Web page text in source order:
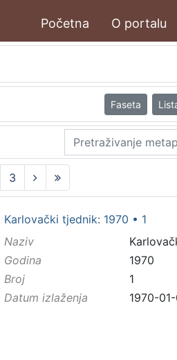
Početna O portalu
Faseta
3
Karlovački tjednik: 1970 • 1
Naziv
Godina
1970
Broj
1
Datum izlaženja
1970-